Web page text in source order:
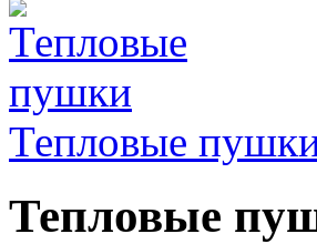
Тепловые
Тепловые